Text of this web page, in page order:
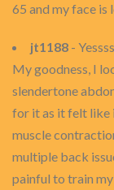
65 and my face
jt1188 -
My goodness, I
slendertone
for it as it felt like
muscle
multiple back
painful to train